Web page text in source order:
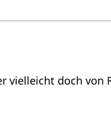
die indirekt in Verbindung stehen mit